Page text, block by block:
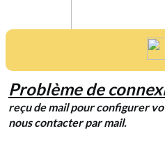
Problème de
reçu de mail pour configurer
nous contacter par mail.